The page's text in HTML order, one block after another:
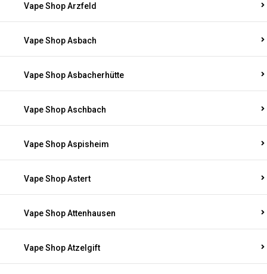
Vape Shop Arzfeld
Vape Shop Asbach
Vape Shop Asbacherhütte
Vape Shop Aschbach
Vape Shop Aspisheim
Vape Shop Astert
Vape Shop Attenhausen
Vape Shop Atzelgift